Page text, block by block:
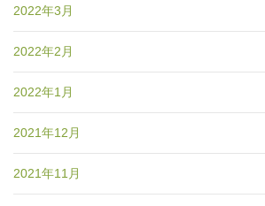
2022年3月
2022年2月
2022年1月
2021年12月
2021年11月